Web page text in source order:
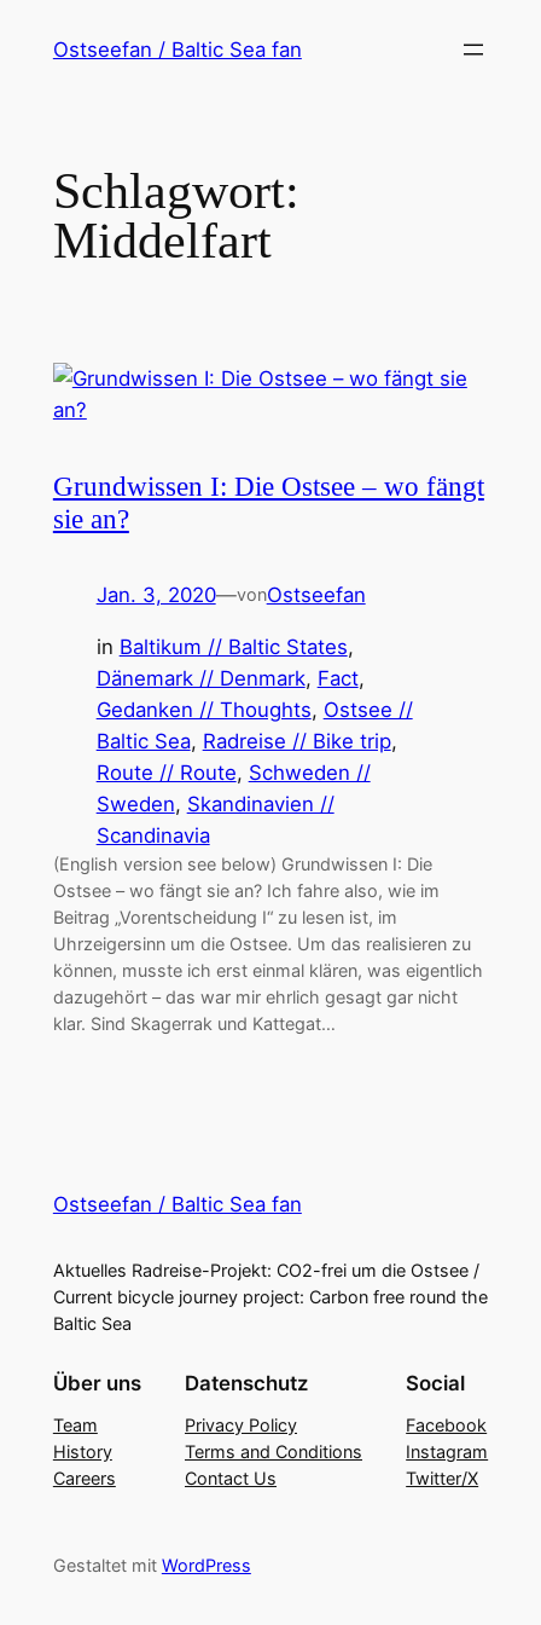
InhaltOstseefan / Baltic Sea fan
Schlagwort:
Middelfart
Grundwissen I: Die Ostsee – wo fängt
sie an?
Jan. 3, 2020—vonOstseefan
in Baltikum // Baltic States
Dänemark // Denmark, Fact
Gedanken // Thoughts, Ostsee //
Baltic Sea, Radreise // Bike trip
Route // Route, Schweden //
Sweden, Skandinavien //
Scandinavia
(English version see below) Grundwissen I: Die
Ostsee – wo fängt sie an? Ich fahre also, wie im
Beitrag „Vorentscheidung I“ zu lesen ist, im
Uhrzeigersinn um die Ostsee. Um das realisieren zu
können, musste ich erst einmal klären, was eigentlich
dazugehört – das war mir ehrlich gesagt gar nicht
klar. Sind Skagerrak und Kattegat…
Ostseefan / Baltic Sea fan
Aktuelles Radreise-Projekt: CO2-frei um die Ostsee /
Current bicycle journey project: Carbon free round the
Baltic Sea
Über uns
Team
History
Careers
Datenschutz
Privacy Policy
Terms and Conditions
Contact Us
Social
Facebook
Instagram
Twitter/X
Gestaltet mit WordPress